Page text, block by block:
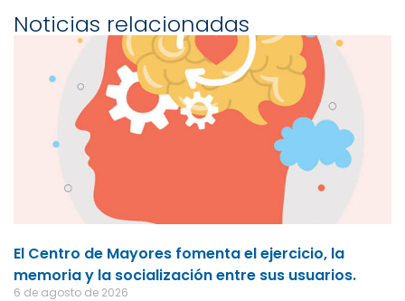
Noticias relacionadas
El Centro de Mayores fomenta el ejercicio, la
memoria y la socialización entre sus usuarios.
6 de agosto de 2026